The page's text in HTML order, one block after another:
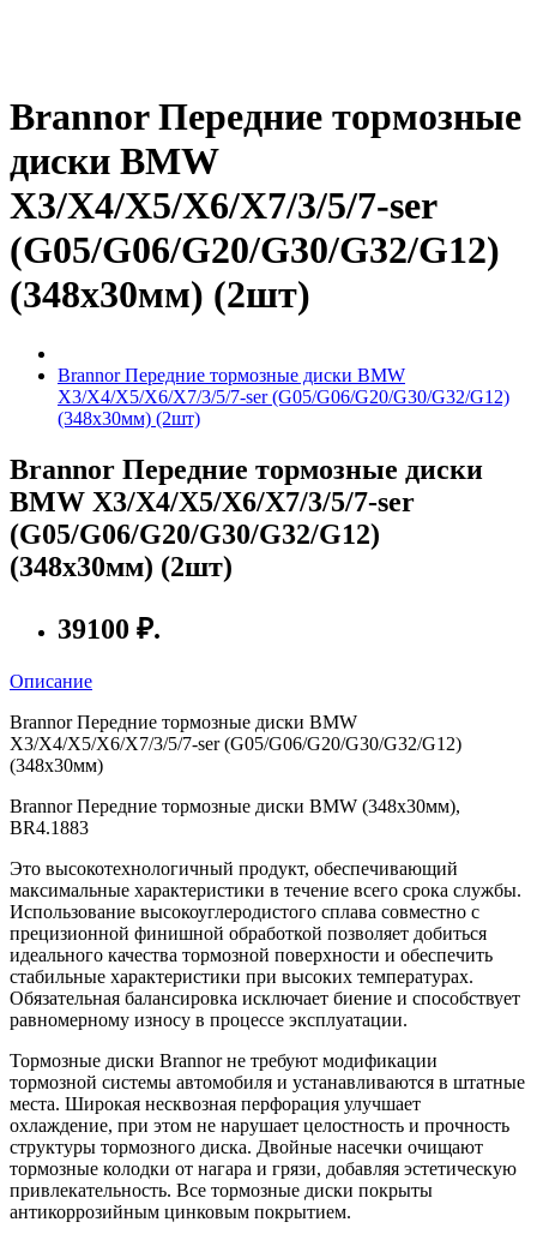
Brannor Передние тормозные
диски BMW
X3/X4/X5/X6/X7/3/5/7-ser
(G05/G06/G20/G30/G32/G12)
(348x30мм) (2шт)
Brannor Передние тормозные диски BMW
X3/X4/X5/X6/X7/3/5/7-ser (G05/G06/G20/G30/G32/G12)
(348x30мм) (2шт)
Brannor Передние тормозные диски
BMW X3/X4/X5/X6/X7/3/5/7-ser
(G05/G06/G20/G30/G32/G12)
(348x30мм) (2шт)
39100 ₽.
Описание
Brannor Передние тормозные диски BMW
X3/X4/X5/X6/X7/3/5/7-ser (G05/G06/G20/G30/G32/G12)
(348x30мм)
Brannor Передние тормозные диски BMW (348x30мм),
BR4.1883
Это высокотехнологичный продукт, обеспечивающий
максимальные характеристики в течение всего срока службы.
Использование высокоуглеродистого сплава совместно с
прецизионной финишной обработкой позволяет добиться
идеального качества тормозной поверхности и обеспечить
стабильные характеристики при высоких температурах.
Обязательная балансировка исключает биение и способствует
равномерному износу в процессе эксплуатации.
Тормозные диски Brannor не требуют модификации
тормозной системы автомобиля и устанавливаются в штатные
места. Широкая несквозная перфорация улучшает
охлаждение, при этом не нарушает целостность и прочность
структуры тормозного диска. Двойные насечки очищают
тормозные колодки от нагара и грязи, добавляя эстетическую
привлекательность. Все тормозные диски покрыты
антикоррозийным цинковым покрытием.